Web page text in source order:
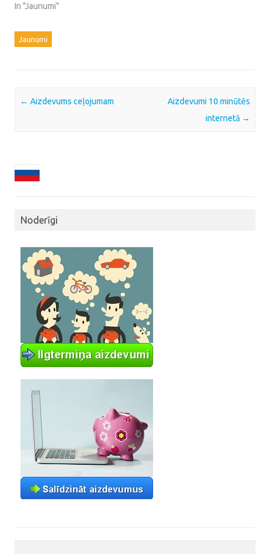
In "Jaunumi"
Jaunumi
Post navigation
← Aizdevums ceļojumam
Aizdevumi 10 minūtēs
internetā →
Noderīgi